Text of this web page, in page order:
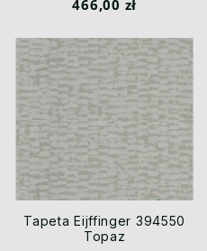
466,00 zł
Tapeta Eijffinger 394550
Topaz